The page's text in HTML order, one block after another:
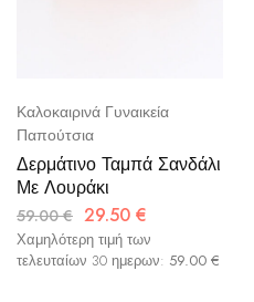
Καλοκαιρινά Γυναικεία
Παπούτσια
Δερμάτινο Ταμπά Σανδάλι
Με Λουράκι
59.00€ 29.50 €
Χαμηλότερη τιμή των
τελευταίων 30 ημερων: 59.00 €